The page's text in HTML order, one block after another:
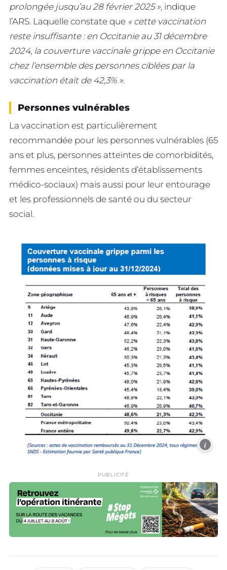
prolongée jusqu’au 28 février 2025 », indique
l’ARS. Laquelle constate que « cette vaccination
reste insuffisante : en Occitanie au 31 décembre
2024, la couverture vaccinale grippe en Occitanie
chez l’ensemble des personnes ciblées par la
vaccination était de 42,3% ».
Personnes vulnérables
La vaccination est particulièrement
recommandée pour les personnes vulnérables (65
ans et plus, personnes atteintes de comorbidités,
femmes enceintes, résidents d’établissements
médico-sociaux) mais aussi pour leur entourage
et les professionnels de santé ou du secteur
social.
i
PUBLICITÉ